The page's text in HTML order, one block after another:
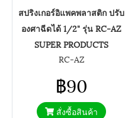
สปริงเกอร์อิแพคพลาสติก ปรับ
องศาฉีดได้ 1/2" รุ่น RC-AZ
SUPER PRODUCTS
RC-AZ
฿90
สั่งซื้อสินค้า